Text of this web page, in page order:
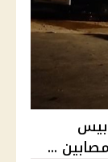
أتوبيس
...